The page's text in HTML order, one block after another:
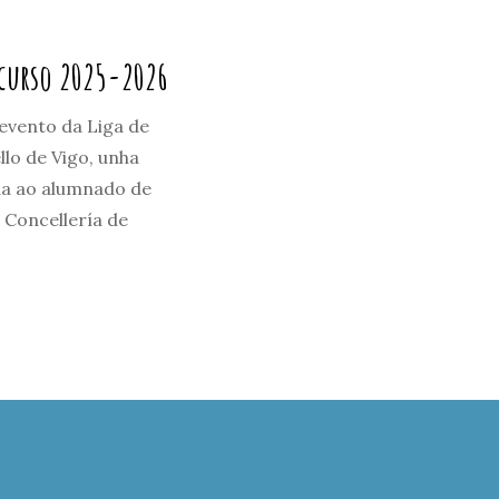
2025-2026
da Liga de
de Vigo, unha
ao alumnado de
de